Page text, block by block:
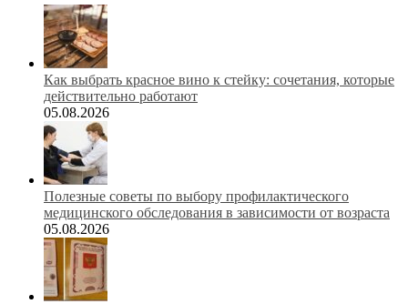
Как выбрать красное вино к стейку: сочетания, которые
действительно работают
05.08.2026
Полезные советы по выбору профилактического
медицинского обследования в зависимости от возраста
05.08.2026